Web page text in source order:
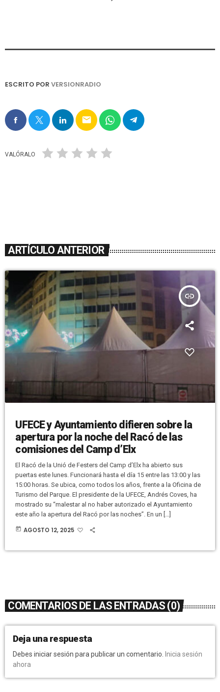
ESCRITO POR VERSIONRADIO
email
VALÓRALO
ARTÍCULO ANTERIOR
insert_link
UFECE y Ayuntamiento difieren sobre la
apertura por la noche del Racó de las
comisiones del Camp d’Elx
El Racó de la Unió de Festers del Camp d’Elx ha abierto sus
puertas este lunes. Funcionará hasta el día 15 entre las 13:00 y las
15:00 horas. Se ubica, como todos los años, frente a la Oficina de
Turismo del Parque. El presidente de la UFECE, Andrés Coves, ha
mostrado su “malestar al no haber autorizado el Ayuntamiento
este año la apertura del Racó por las noches”. En un […]
today AGOSTO 12, 2025
COMENTARIOS DE LAS ENTRADAS (0)
Deja una respuesta
Debes iniciar sesión para publicar un comentario.
Inicia sesión
ahora